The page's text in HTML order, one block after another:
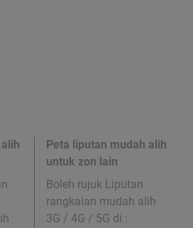
Peta liputan mudah alih
untuk zon lain
Boleh rujuk Liputan
rangkaian mudah alih
3G / 4G / 5G di :